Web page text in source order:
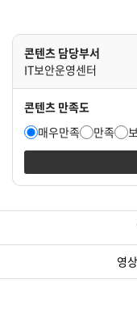
선착순 접수 (QR 코드
남·북극 천문 연구
세계 최초 오로라 관측
강연
1) 이우경(한국천문연
2) 정종균(한국천문연
탐사과학운영실
고천문기기
한국천문연구원, 대전
콘텐츠 담당부서
IT보안운영센터
콘텐츠 만족도
매우만족
만족
영